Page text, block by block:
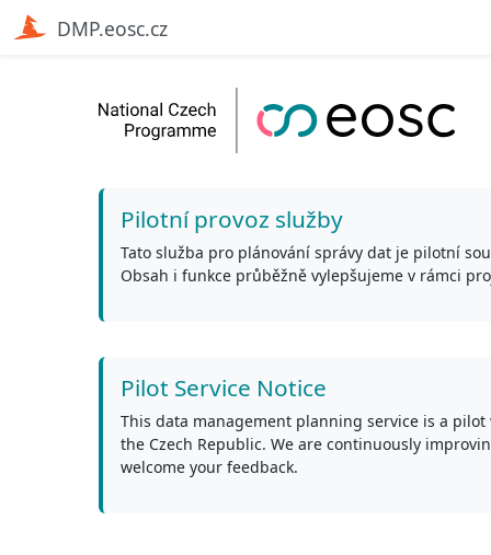
DMP.eosc.cz
Pilotní provoz služby
Tato služba pro plánování správy dat je pilotní
Obsah i funkce průběžně vylepšujeme v rámci
Pilot Service Notice
This data management planning service is a
the Czech Republic. We are continuously
welcome your feedback.